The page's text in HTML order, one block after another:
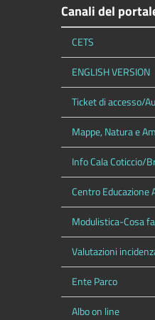
Canali del
CETS
ENGLISH VERSION
Ticket di accesso/
Mappe, Natura e
Info Cala Coticcio/
Centro Educazione
Modulistica-Cosa
Valutazioni
Ente Parco
Albo on line